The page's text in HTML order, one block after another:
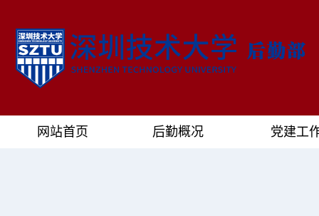
网站首页 后勤概况 党建工